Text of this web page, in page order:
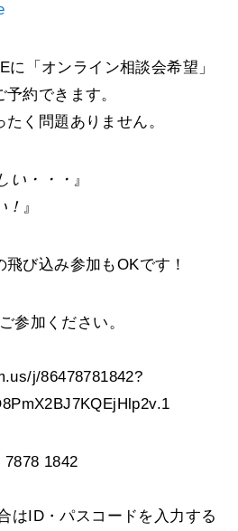
に「オンライン相談会希望」
約できます。
く問題ありません。
い・・・ 』
！ 』
び込み参加もOKです！
参加ください。
j/86478781842?
7878 1842
はID・パスコードを入力する